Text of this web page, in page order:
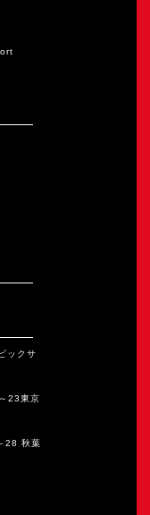
ックサ
23東京
28 秋葉